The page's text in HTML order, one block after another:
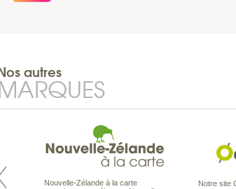
autres
Nouvelle-Zélande à la carte
Notre site